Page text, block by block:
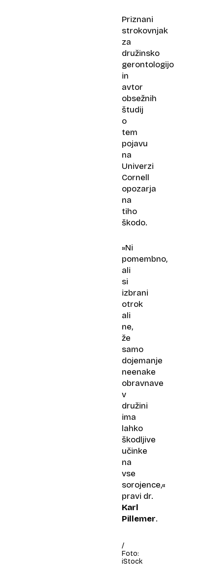
Priznani
strokovnjak
za
družinsko
gerontologijo
in
avtor
obsežnih
študij
o
tem
pojavu
na
Univerzi
Cornell
opozarja
na
tiho
škodo.
»Ni
pomembno,
ali
si
izbrani
otrok
ali
ne,
že
samo
dojemanje
neenake
obravnave
v
družini
ima
lahko
škodljive
učinke
na
vse
sorojence,«
pravi dr.
Karl
Pillemer.
/
Foto:
iStock